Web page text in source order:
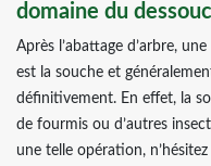
domaine du
Après l’abattage d’arbre,
est la souche et
définitivement. En effet, la
de fourmis ou d’autres
une telle opération,